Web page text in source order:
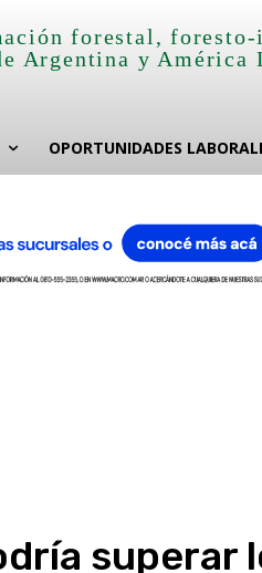
forestal,
Argentina y América
OPORTUNIDADES
superar